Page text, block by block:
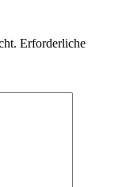
Erforderliche